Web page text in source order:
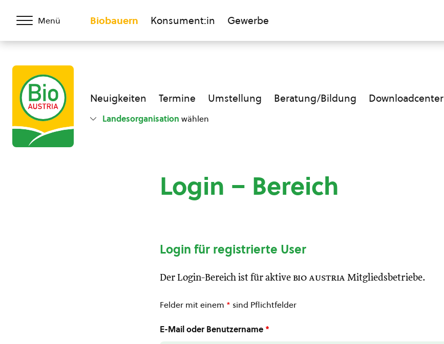
Menü Biobauern Konsument:in Gewerbe
Neuigkeiten Termine Umstellung Beratung/Bildung Downloadcenter
Landesorganisation wählen
Login – Bereich
Login für registrierte User
Der Login-Bereich ist für aktive bio austria Mitgliedsbetriebe.
Felder mit einem * sind Pflichtfelder
E-Mail oder Benutzername *